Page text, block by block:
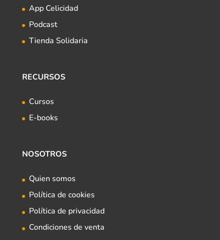
App Celicidad
Podcast
Tienda Solidaria
RECURSOS
Cursos
E-books
NOSOTROS
Quien somos
Política de cookies
Política de privacidad
Condiciones de venta